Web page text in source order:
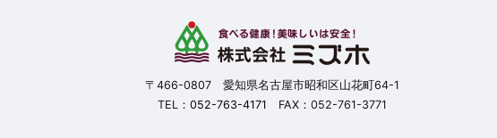
〒466-0807 愛知県名古屋市昭和区山花町64-1
TEL： 052-763-4171 FAX：052-761-3771